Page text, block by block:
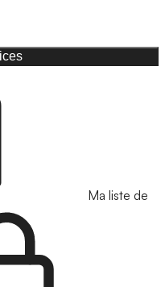
Ma liste de